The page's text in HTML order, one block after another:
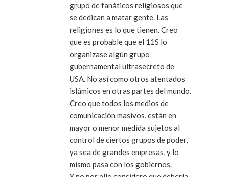
grupo de fanáticos religiosos que
se dedican a matar gente. Las
religiones es lo que tienen. Creo
que es probable que el 11S lo
organizase algún grupo
gubernamental ultrasecreto de
USA. No así como otros atentados
islámicos en otras partes del mundo.
Creo que todos los medios de
comunicación masivos, están en
mayor o menor medida sujetos al
control de ciertos grupos de poder,
ya sea de grandes empresas, y lo
mismo pasa con los gobiernos.